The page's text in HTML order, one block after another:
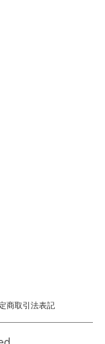
商取引法表記